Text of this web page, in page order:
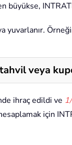
büyükse,
yuvarlanır.
veya
ihraç edildi ve
için